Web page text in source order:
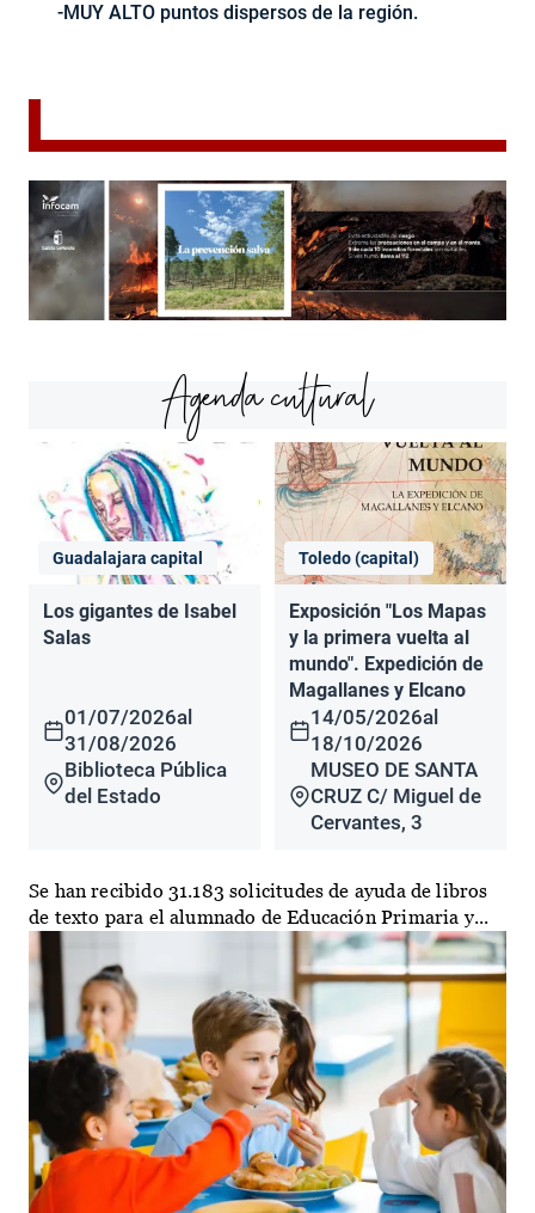
-MUY ALTO puntos dispersos de la región.
Agenda cultural
Guadalajara capital
Los gigantes de Isabel
Salas
01/07/2026al
31/08/2026
Biblioteca Pública
del Estado
Toledo (capital)
Exposición "Los Mapas
y la primera vuelta al
mundo". Expedición de
Magallanes y Elcano
14/05/2026al
18/10/2026
MUSEO DE SANTA
CRUZ C/ Miguel de
Cervantes, 3
Se han recibido 31.183 solicitudes de ayuda de libros
de texto para el alumnado de Educación Primaria y...